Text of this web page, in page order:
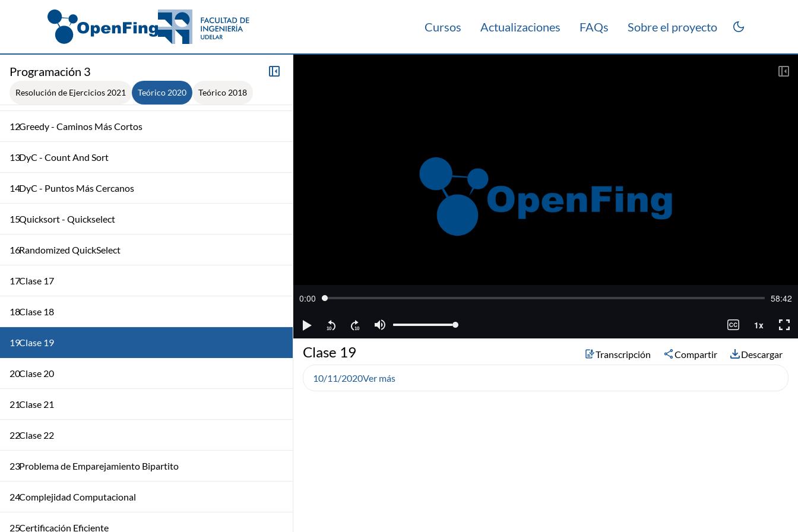
Cursos Actualizaciones FAQs Sobre el proyecto
Programación 3
Resolución de Ejercicios 2021 Teórico 2020 Teórico 2018
11Greedy - Árbol de Cubrimiento
12Greedy - Caminos Más Cortos
13DyC - Count And Sort
14DyC - Puntos Más Cercanos
15Quicksort - Quickselect
16Randomized QuickSelect
17Clase 17
18Clase 18
19Clase 19
20Clase 20
21Clase 21
22Clase 22
23Problema de Emparejamiento Bipartito
24Complejidad Computacional
25Certificación Eficiente
Clase 19 Transcripción Compartir Descargar
10/11/2020Ver más